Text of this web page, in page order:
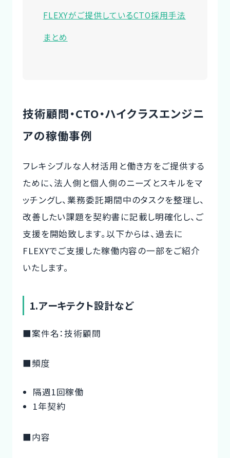
FLEXYがご提供しているCTO採用手法
まとめ
技術顧問・CTO・ハイクラスエンジニ
アの稼働事例
フレキシブルな人材活用と働き方をご提供する
ために、法人側と個人側のニーズとスキルをマ
ッチングし、業務委託期間中のタスクを整理し、
改善したい課題を契約書に記載し明確化し、ご
支援を開始致します。以下からは、過去に
FLEXYでご支援した稼働内容の一部をご紹介
いたします。
1.アーキテクト設計など
■案件名：技術顧問
■頻度
隔週1回稼働
1年契約
■内容